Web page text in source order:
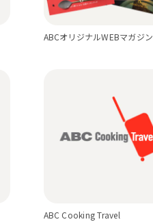
ABCオリジナルWEBマガジン
ABC Cooking Travel